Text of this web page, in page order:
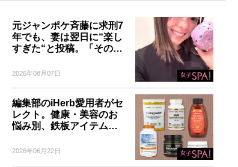
元ジャンポケ斉藤に求刑7
年でも、妻は翌日に“楽し
すぎた“と投稿。「その…
2026年08月07日
編集部のiHerb愛用者がセ
レクト。健康・美容のお
悩み別、鉄板アイテム…
2026年06月22日